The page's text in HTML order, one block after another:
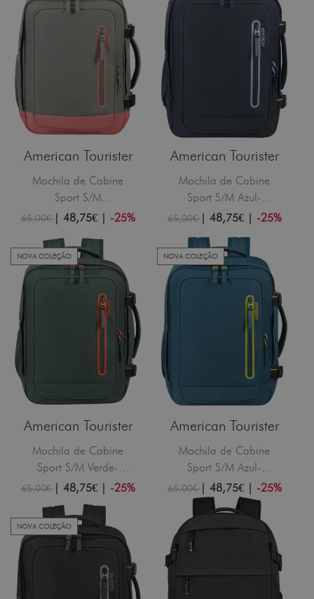
American Tourister
Mochila de Cabine
Sport S/M
Sálvia/Coral
65,00€| 48,75€| -25%
American Tourister
Mochila de Cabine
Sport S/M Azul-
Marinho Escuro
65,00€| 48,75€| -25%
NOVA COLEÇÃO
American Tourister
Mochila de Cabine
Sport S/M Verde-
Floresta
65,00€| 48,75€| -25%
NOVA COLEÇÃO
American Tourister
Mochila de Cabine
Sport S/M Azul-
Marinho
65,00€| 48,75€| -25%
NOVA COLEÇÃO